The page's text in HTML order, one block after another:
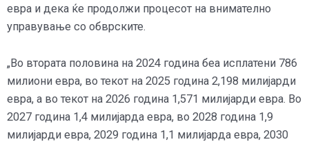
евра и дека ќе продолжи процесот на внимателно
управување со обврските.
„Во втората половина на 2024 година беа исплатени 786
милиони евра, во текот на 2025 година 2,198 милијарди
евра, а во текот на 2026 година 1,571 милијарди евра. Во
2027 година 1,4 милијарда евра, во 2028 година 1,9
милијарди евра, 2029 година 1,1 милијарда евра, 2030